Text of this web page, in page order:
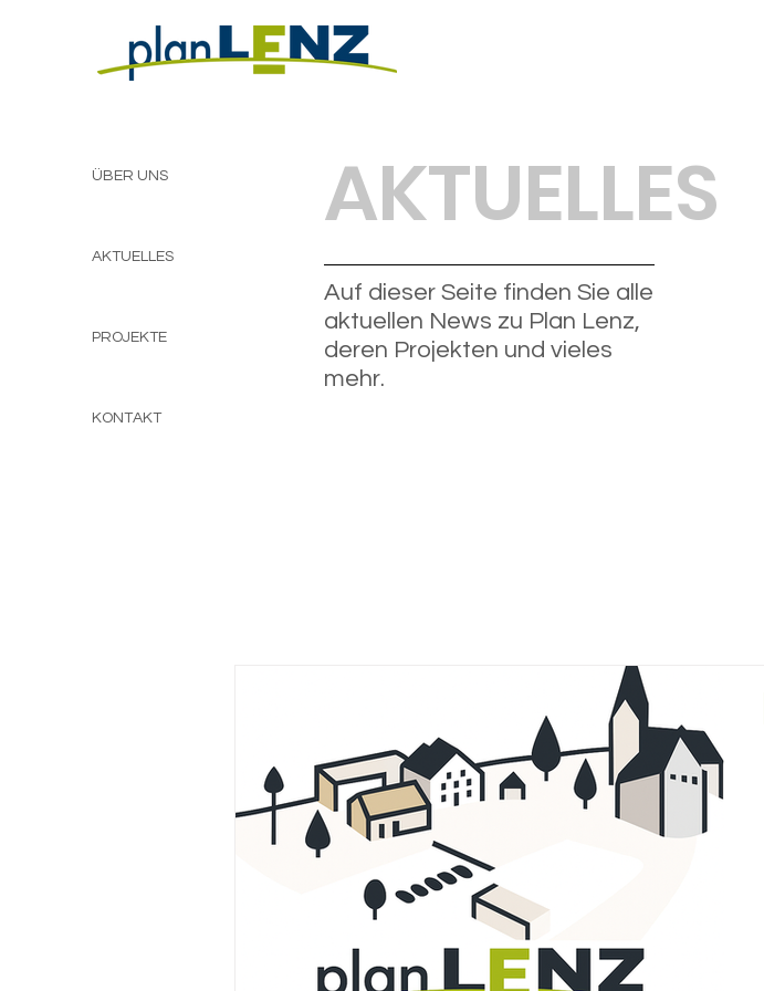
ÜBER UNS
AKTUELLES
PROJEKTE
KONTAKT
AKTUELLES
Auf dieser Seite finden Sie alle
aktuellen News zu Plan Lenz,
deren Projekten und vieles
mehr.